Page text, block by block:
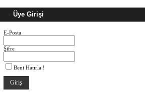
Üye Girişi
E-Posta
Şifre
Beni Hatırla !